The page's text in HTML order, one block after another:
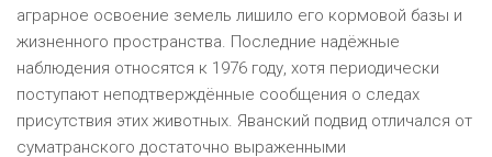
аграрное освоение земель лишило его кормовой базы и
жизненного пространства. Последние надёжные
наблюдения относятся к 1976 году, хотя периодически
поступают неподтверждённые сообщения о следах
присутствия этих животных. Яванский подвид отличался от
суматранского достаточно выраженными